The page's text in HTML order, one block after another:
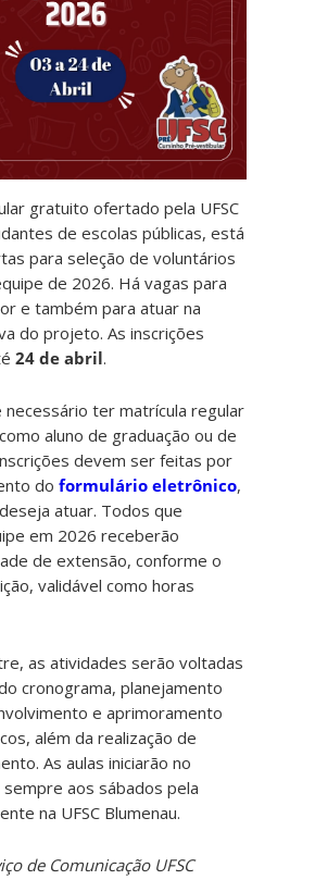
gratuito ofertado pela UFSC
de escolas públicas, está
para seleção de voluntários
de 2026. Há vagas para
e também para atuar na
do projeto. As inscrições
24 de abril.
necessário ter matrícula regular
aluno de graduação ou de
devem ser feitas por
doformulário eletrônico,
atuar. Todos que
em 2026 receberão
de extensão, conforme o
validável como horas
as atividades serão voltadas
cronograma, planejamento
e aprimoramento
além da realização de
As aulas iniciarão no
aos sábados pela
na UFSC Blumenau.
de Comunicação UFSC